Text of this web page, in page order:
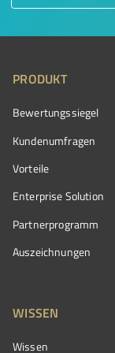
PRODUKT
Bewertungssiegel
Kundenumfragen
Vorteile
Enterprise Solution
Partnerprogramm
Auszeichnungen
WISSEN
Wissen